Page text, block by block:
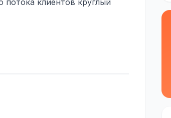
потока клиентов круглый